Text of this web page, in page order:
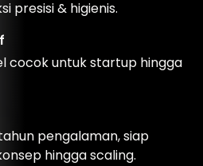
presisi & higienis.
cocok untuk startup hingga
pengalaman, siap
hingga scaling.